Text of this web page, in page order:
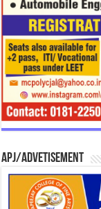
APJ/Advetisement